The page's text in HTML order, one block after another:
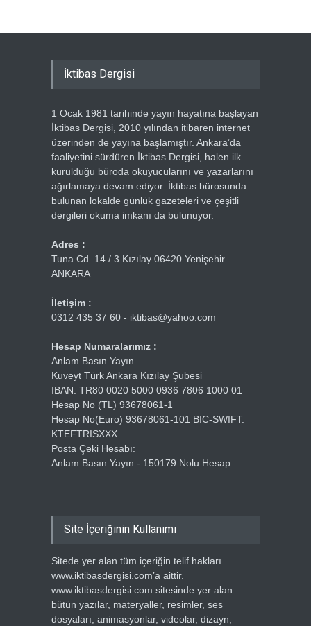
İktibas Dergisi
1 Ocak 1981 tarihinde yayın hayatına başlayan
İktibas Dergisi, 2010 yılından itibaren internet
üzerinden de yayına başlamıştır. Ankara’da
faaliyetini sürdüren İktibas Dergisi, halen ilk
kurulduğu büroda okuyucularını ve yazarlarını
ağırlamaya devam ediyor. İktibas bürosunda
bulunan lokalde günlük gazeteleri ve çeşitli
dergileri okuma imkanı da bulunuyor.
Adres :
Tuna Cd. 14 / 3 Kızılay 06420 Yenişehir
ANKARA
İletişim :
0312 435 37 60 - iktibas@yahoo.com
Hesap Numaralarımız :
Anlam Basın Yayın
Kuveyt Türk Ankara Kızılay Şubesi
IBAN: TR80 0020 5000 0936 7806 1000 01
Hesap No (TL) 93678061-1
Hesap No(Euro) 93678061-101 BIC-SWIFT:
KTEFTRISXXX
Posta Çeki Hesabı:
Anlam Basın Yayın - 150179 Nolu Hesap
Site İçeriğinin Kullanımı
Sitede yer alan tüm içeriğin telif hakları
www.iktibasdergisi.com’a aittir.
www.iktibasdergisi.com sitesinde yer alan
bütün yazılar, materyaller, resimler, ses
dosyaları, animasyonlar, videolar, dizayn,